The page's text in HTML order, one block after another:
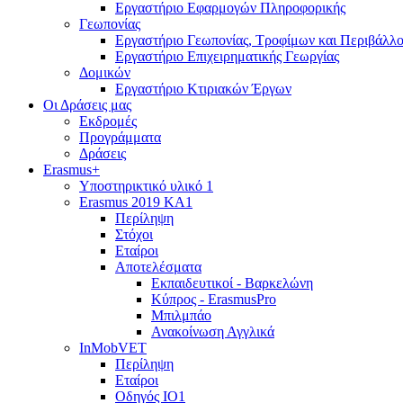
Εργαστήριο Εφαρμογών Πληροφορικής
Γεωπονίας
Εργαστήριο Γεωπονίας, Τροφίμων και
Εργαστήριο Επιχειρηματικής Γεωργίας
Δομικών
Εργαστήριο Κτιριακών Έργων
Οι Δράσεις μας
Εκδρομές
Προγράμματα
Δράσεις
Erasmus+
Υποστηρικτικό υλικό 1
Erasmus 2019 KA1
Περίληψη
Στόχοι
Εταίροι
Αποτελέσματα
Εκπαιδευτικοί - Βαρκελώνη
Κύπρος - ErasmusPro
Μπιλμπάο
Ανακοίνωση Αγγλικά
InMobVET
Περίληψη
Εταίροι
Οδηγός ΙΟ1